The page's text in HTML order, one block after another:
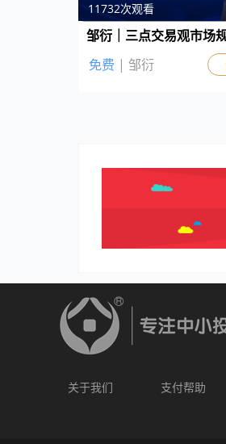
11732次观看
邹衍｜三点交易观市场
免费 | 邹衍
关于我们 支付帮助